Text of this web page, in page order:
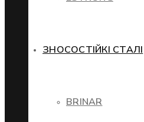
ЗНОСОСТІЙКІ СТАЛІ
BRINAR